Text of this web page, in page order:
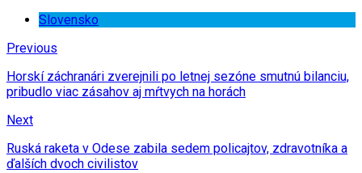
Slovensko
Previous
Horskí záchranári zverejnili po letnej sezóne smutnú bilanciu,
pribudlo viac zásahov aj mŕtvych na horách
Next
Ruská raketa v Odese zabila sedem policajtov, zdravotníka a
ďalších dvoch civilistov